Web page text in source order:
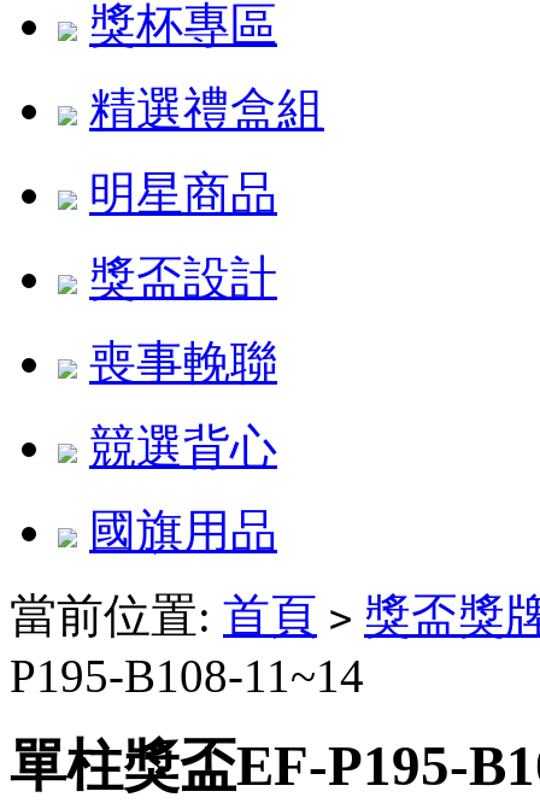
獎杯專區
精選禮盒組
明星商品
獎盃設計
喪事輓聯
競選背心
國旗用品
當前位置: 首頁 > 獎盃獎
P195-B108-11~14
單柱獎盃EF-P195-